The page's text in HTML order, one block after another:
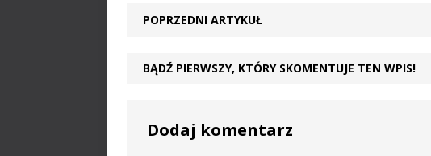
POPRZEDNI ARTYKUŁ
BĄDŹ PIERWSZY, KTÓRY SKOMENTUJE TEN WPIS!
Dodaj komentarz